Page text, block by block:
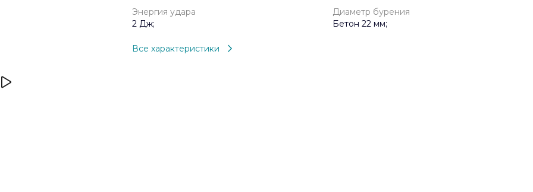
Энергия удара
2 Дж;
Диаметр бурения
Бетон 22 мм;
Все характеристики